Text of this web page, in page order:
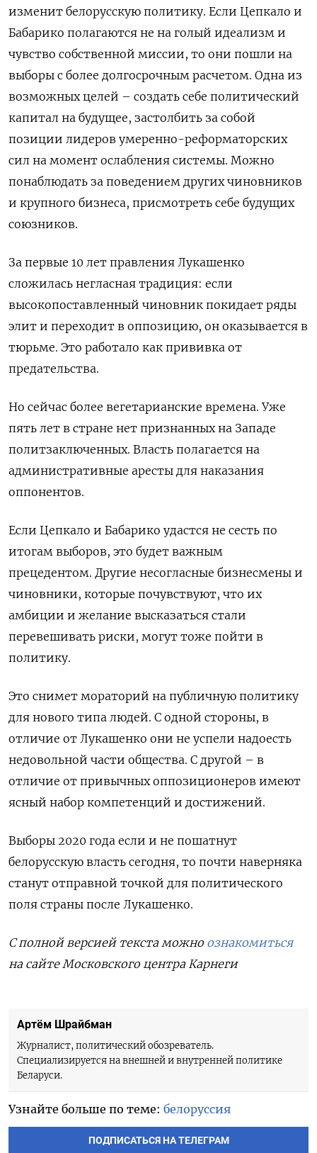
изменит белорусскую политику. Если Цепкало и
Бабарико полагаются не на голый идеализм и
чувство собственной миссии, то они пошли на
выборы с более долгосрочным расчетом. Одна из
возможных целей – создать себе политический
капитал на будущее, застолбить за собой
позиции лидеров умеренно-реформаторских
сил на момент ослабления системы. Можно
понаблюдать за поведением других чиновников
и крупного бизнеса, присмотреть себе будущих
союзников.
За первые 10 лет правления Лукашенко
сложилась негласная традиция: если
высокопоставленный чиновник покидает ряды
элит и переходит в оппозицию, он оказывается в
тюрьме. Это работало как прививка от
предательства.
Но сейчас более вегетарианские времена. Уже
пять лет в стране нет признанных на Западе
политзаключенных. Власть полагается на
административные аресты для наказания
оппонентов.
Если Цепкало и Бабарико удастся не сесть по
итогам выборов, это будет важным
прецедентом. Другие несогласные бизнесмены и
чиновники, которые почувствуют, что их
амбиции и желание высказаться стали
перевешивать риски, могут тоже пойти в
политику.
Это снимет мораторий на публичную политику
для нового типа людей. С одной стороны, в
отличие от Лукашенко они не успели надоесть
недовольной части общества. С другой – в
отличие от привычных оппозиционеров имеют
ясный набор компетенций и достижений.
Выборы 2020 года если и не пошатнут
белорусскую власть сегодня, то почти наверняка
станут отправной точкой для политического
поля страны после Лукашенко.
С полной версией текста можно ознакомиться
на сайте Московского центра Карнеги
Артём Шрайбман
Журналист, политический обозреватель.
Специализируется на внешней и внутренней политике
Беларуси.
Узнайте больше по теме: белоруссия
ПОДПИСАТЬСЯ НА ТЕЛЕГРАМ